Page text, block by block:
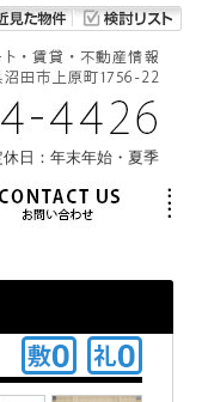
日：年末年始・夏季